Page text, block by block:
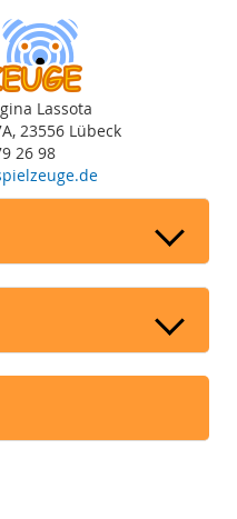
Lassota
23556 Lübeck
26 98